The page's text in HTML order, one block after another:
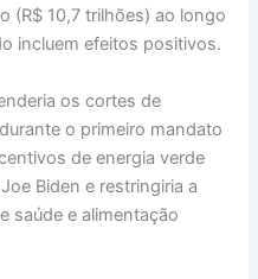
(R$ 10,7 trilhões) ao longo
incluem efeitos positivos.
os cortes de
o primeiro mandato
de energia verde
Biden e restringiria a
saúde e alimentação